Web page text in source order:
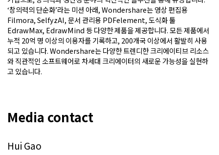
‘창의력의 단순화’라는 미션 아래, Wondershare는 영상 편집용
Filmora, SelfyzAI, 문서 관리용 PDFelement, 도식화 툴
EdrawMax, EdrawMind 등 다양한 제품을 제공합니다. 모든 제품에서
누적 20억 명 이상의 이용자를 기록하고, 200개국 이상에서 활발히 사용
되고 있습니다. Wondershare는 다양한 트렌디한 크리에이티브 리소스
와 직관적인 소프트웨어로 차세대 크리에이터의 새로운 가능성을 실현하
고 있습니다.
Media contact
Hui Gao